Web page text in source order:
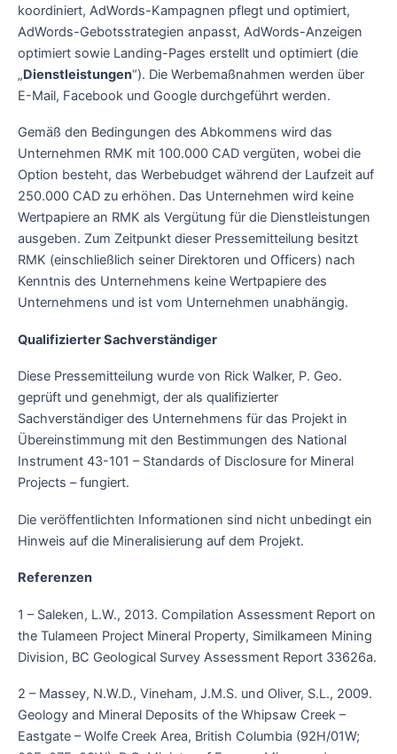
koordiniert, AdWords-Kampagnen pflegt und optimiert,
AdWords-Gebotsstrategien anpasst, AdWords-Anzeigen
optimiert sowie Landing-Pages erstellt und optimiert (die
„Dienstleistungen“). Die Werbemaßnahmen werden über
E-Mail, Facebook und Google durchgeführt werden.
Gemäß den Bedingungen des Abkommens wird das
Unternehmen RMK mit 100.000 CAD vergüten, wobei die
Option besteht, das Werbebudget während der Laufzeit auf
250.000 CAD zu erhöhen. Das Unternehmen wird keine
Wertpapiere an RMK als Vergütung für die Dienstleistungen
ausgeben. Zum Zeitpunkt dieser Pressemitteilung besitzt
RMK (einschließlich seiner Direktoren und Officers) nach
Kenntnis des Unternehmens keine Wertpapiere des
Unternehmens und ist vom Unternehmen unabhängig.
Qualifizierter Sachverständiger
Diese Pressemitteilung wurde von Rick Walker, P. Geo.
geprüft und genehmigt, der als qualifizierter
Sachverständiger des Unternehmens für das Projekt in
Übereinstimmung mit den Bestimmungen des National
Instrument 43-101 – Standards of Disclosure for Mineral
Projects – fungiert.
Die veröffentlichten Informationen sind nicht unbedingt ein
Hinweis auf die Mineralisierung auf dem Projekt.
Referenzen
1 – Saleken, L.W., 2013. Compilation Assessment Report on
the Tulameen Project Mineral Property, Similkameen Mining
Division, BC Geological Survey Assessment Report 33626a.
2 – Massey, N.W.D., Vineham, J.M.S. und Oliver, S.L., 2009.
Geology and Mineral Deposits of the Whipsaw Creek –
Eastgate – Wolfe Creek Area, British Columbia (92H/01W;